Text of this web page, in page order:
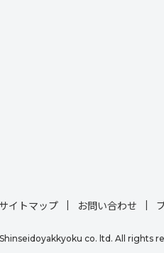
サイトマップ お問い合わせ
co. ltd. All rights